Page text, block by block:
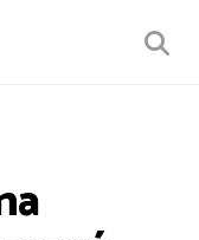
VYHLEDÁVÁNÍ